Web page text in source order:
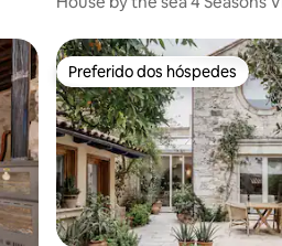
Preferido dos hóspedes
Preferido dos hóspedes